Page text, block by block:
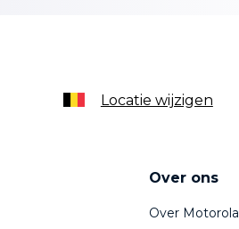
Locatie wijzigen
Over ons
Over Motorola